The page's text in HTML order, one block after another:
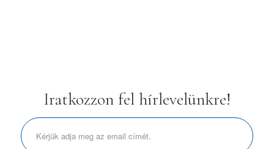
Iratkozzon fel hírlevelünkre!